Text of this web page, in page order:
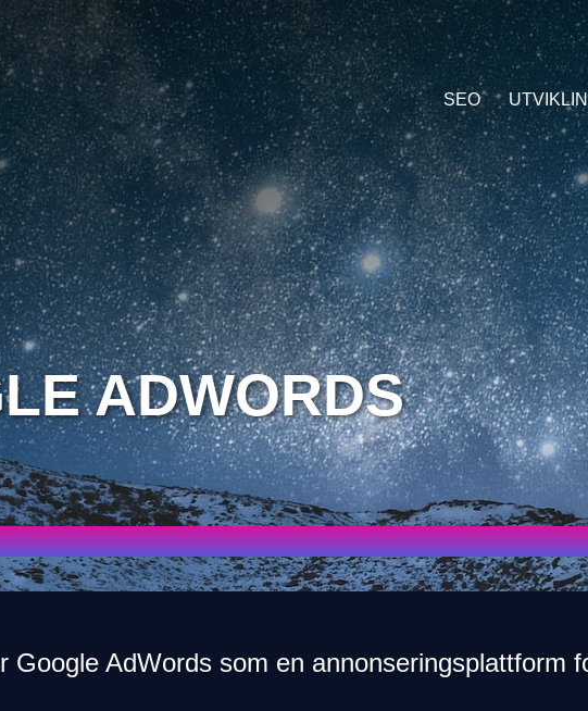
SEO
ADWORDS
Google AdWords som en annonseringsplattform